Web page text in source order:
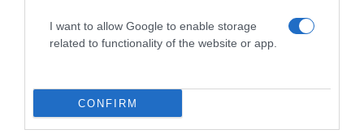
I want to allow Google to enable storage
related to functionality of the website or app.
CONFIRM